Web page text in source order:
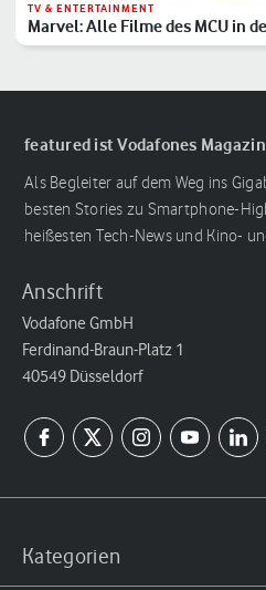
TV & ENTERTAINMENT
Marvel: Alle Filme des MCU in
Reihenfolge
featured ist Vodafones
Als Begleiter auf dem Weg ins
besten Stories zu Smartphone-
heißesten Tech-News und Kino-
Anschrift
Vodafone GmbH
Ferdinand-Braun-Platz 1
40549 Düsseldorf
Kategorien